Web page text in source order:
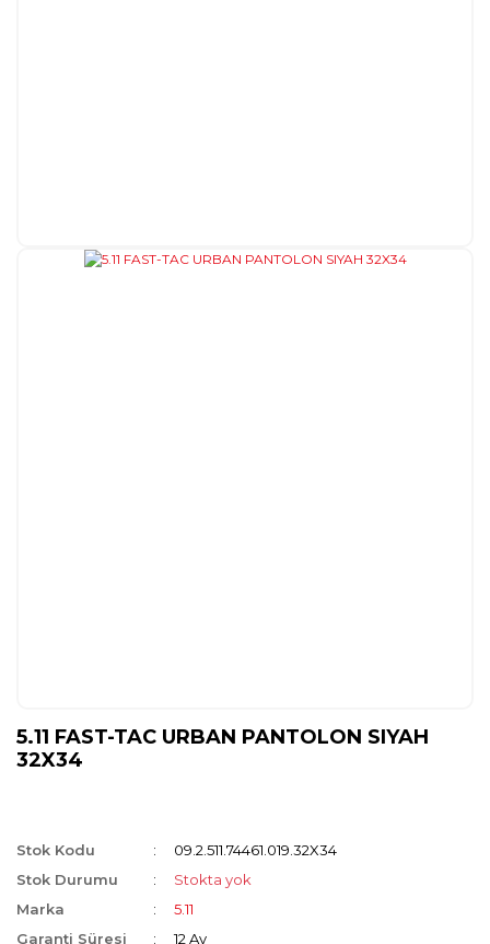
5.11 FAST-TAC URBAN PANTOLON SIYAH
32X34
Stok Kodu
09.2.511.74461.019.32X34
Stok Durumu
Stokta yok
Marka
5.11
Garanti Süresi
12 Ay